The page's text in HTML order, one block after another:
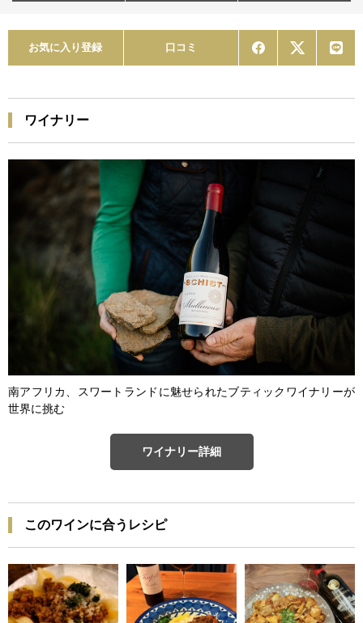
お気に入り登録 口コミ
ワイナリー
南アフリカ、スワートランドに魅せられたブティックワイナリーが
世界に挑む
ワイナリー詳細
このワインに合うレシピ